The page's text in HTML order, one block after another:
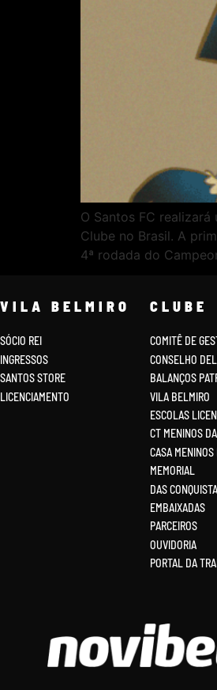
O Santos FC
Clube no Brasil. A
4ª rodada do
VILA BELMIRO
SÓCIO REI
INGRESSOS
SANTOS STORE
LICENCIAMENTO
CLUBE
COMITÊ DE
CONSELHO
BALANÇOS
VILA BELMIRO
ESCOLAS
CT MENINOS
CASA
MEMORIAL
DAS
EMBAIXADAS
PARCEIROS
OUVIDORIA
PORTAL DA